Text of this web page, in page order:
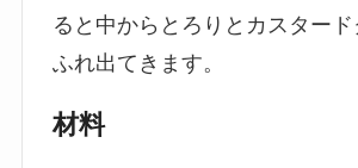
ると中からとろりとカスター
ふれ出てきます。
材料